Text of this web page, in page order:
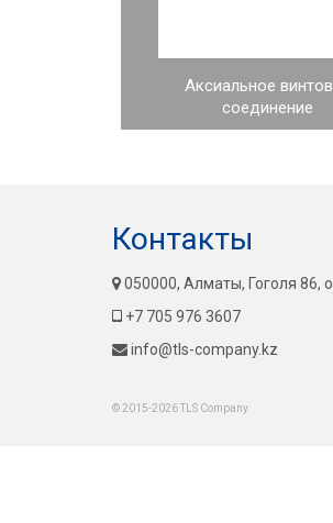
Аксиальное
соединение
Контакты
050000, Алматы, Гоголя 86,
+7 705 976 3607
info@tls-company.kz
© 2015-2026 TLS Company